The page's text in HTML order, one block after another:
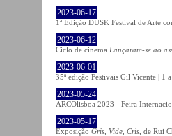
2023-06-17
1ª Edição DUSK Festival de Arte
2023-06-12
Ciclo de cinema Lançaram-se ao
2023-06-01
35ª edição Festivais Gil Vicente | 1
2023-05-24
ARCOlisboa 2023 - Feira
2023-05-17
Exposição Gris, Vide, Cris , de Rui